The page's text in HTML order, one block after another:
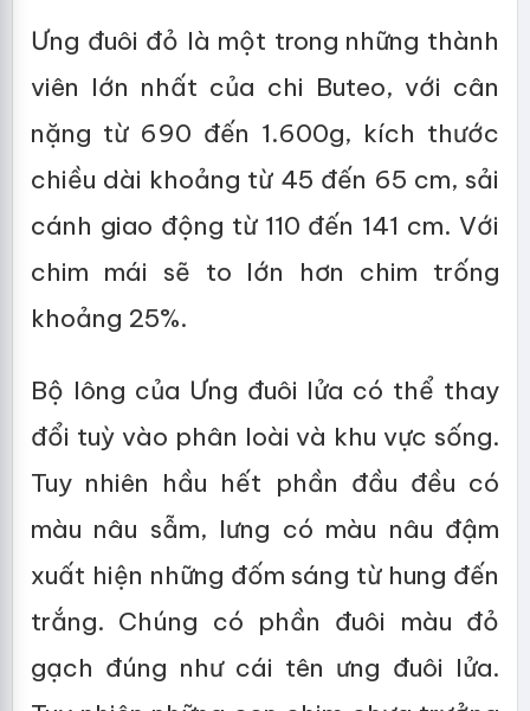
Ưng đuôi đỏ là một trong những thành
viên lớn nhất của chi Buteo, với cân
nặng từ 690 đến 1.600g, kích thước
chiều dài khoảng từ 45 đến 65 cm, sải
cánh giao động từ 110 đến 141 cm. Với
chim mái sẽ to lớn hơn chim trống
khoảng 25%.
Bộ lông của Ưng đuôi lửa có thể thay
đổi tuỳ vào phân loài và khu vực sống.
Tuy nhiên hầu hết phần đầu đều có
màu nâu sẫm, lưng có màu nâu đậm
xuất hiện những đốm sáng từ hung đến
trắng. Chúng có phần đuôi màu đỏ
gạch đúng như cái tên ưng đuôi lửa.